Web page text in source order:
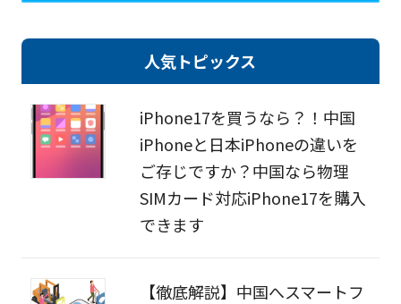
人気トピックス
iPhone17を買うなら？！中国
iPhoneと日本iPhoneの違いを
ご存じですか？中国なら物理
SIMカード対応iPhone17を購入
できます
【徹底解説】中国へスマートフ